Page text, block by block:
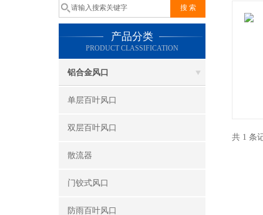
产品分类
PRODUCT CLASSIFICATION
铝合金风口
单层百叶风口
双层百叶风口
散流器
门铰式风口
防雨百叶风口
共 1 条